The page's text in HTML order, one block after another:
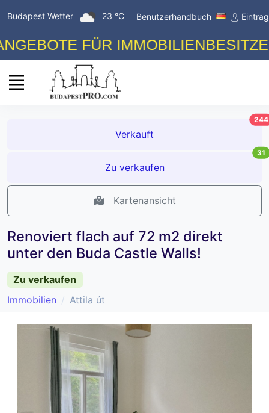
Budapest Wetter 23 °C Benutzerhandbuch
FÜR
Verkauft
244
Zu verkaufen
31
Kartenansicht
Renoviert flach auf 72 m2 direkt
unter den Buda Castle Walls!
Zu verkaufen
Immobilien
Attila út